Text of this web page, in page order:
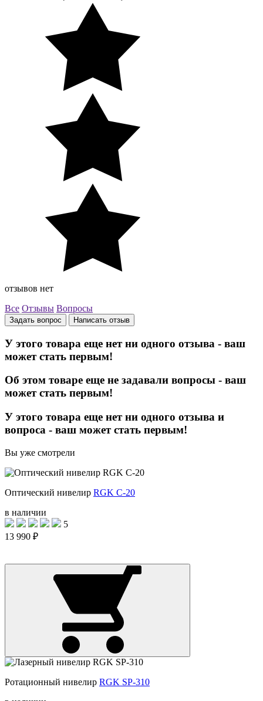
отзывов нет
Все Отзывы Вопросы
Задать вопрос Написать отзыв
У этого товара еще нет ни одного отзыва - ваш
может стать первым!
Об этом товаре еще не задавали вопросы - ваш
может стать первым!
У этого товара еще нет ни одного отзыва и
вопроса - ваш может стать первым!
Вы уже смотрели
Оптический нивелир RGK C-20
в наличии
5
13 990 ₽
Ротационный нивелир RGK SP-310